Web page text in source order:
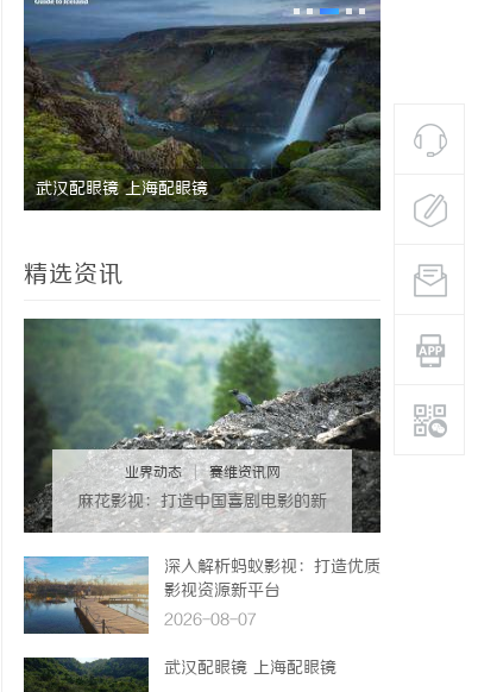
武汉配眼镜 上海配眼镜 商标买卖
精选资讯
业界动态 | 赛维资讯网
麻花影视：打造中国喜剧电影的新
标杆与文化现象
深入解析蚂蚁影视：打造优质
影视资源新平台
2026-08-07
武汉配眼镜 上海配眼镜